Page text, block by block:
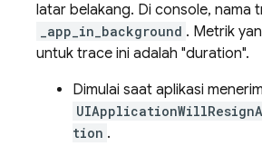
latar belakang. Di console, nama
_app_in_background . Metrik
untuk trace ini adalah "duration".
Dimulai saat aplikasi
tion .